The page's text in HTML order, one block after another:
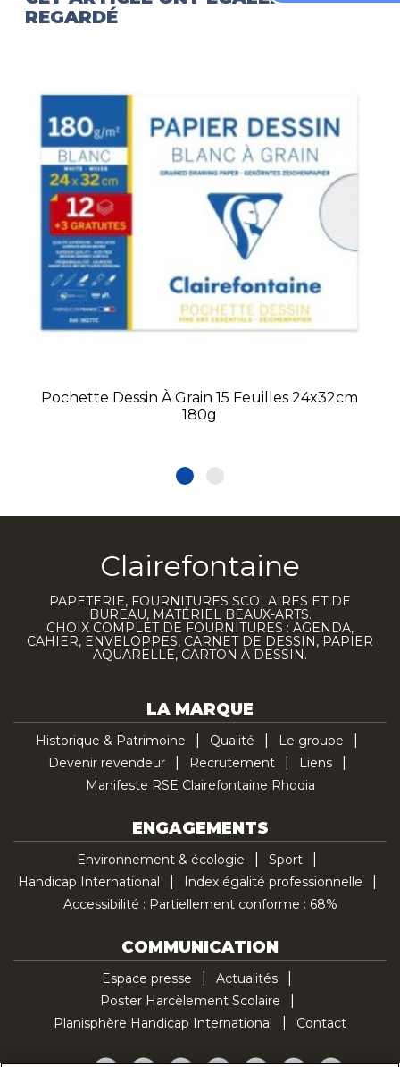
REGARDÉ
Pochette Dessin À Grain 15 Feuilles 24x32cm
180g
Clairefontaine
PAPETERIE, FOURNITURES SCOLAIRES ET DE
BUREAU, MATÉRIEL BEAUX-ARTS.
CHOIX COMPLET DE FOURNITURES : AGENDA,
CAHIER, ENVELOPPES, CARNET DE DESSIN, PAPIER
AQUARELLE, CARTON À DESSIN.
LA MARQUE
Historique & Patrimoine Qualité
Le groupe
Devenir revendeur
Recrutement
Liens
Manifeste RSE Clairefontaine Rhodia
ENGAGEMENTS
Environnement & écologie
Sport
Handicap International
Index égalité professionnelle
Accessibilité : Partiellement conforme : 68%
COMMUNICATION
Espace presse
Actualités
Poster Harcèlement Scolaire
Planisphère Handicap International
Contact